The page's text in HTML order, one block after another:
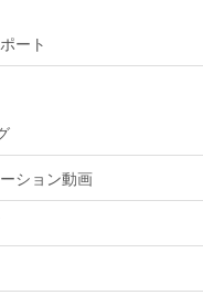
ート
ション動画